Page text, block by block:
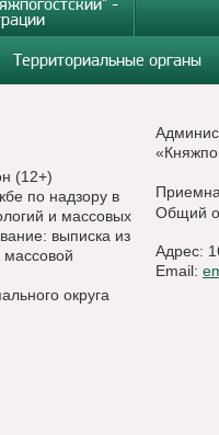
Территориальные органы
(12+)
по надзору в
и массовых
выписка из
массовой
округа
Общий
Адрес:
Email: